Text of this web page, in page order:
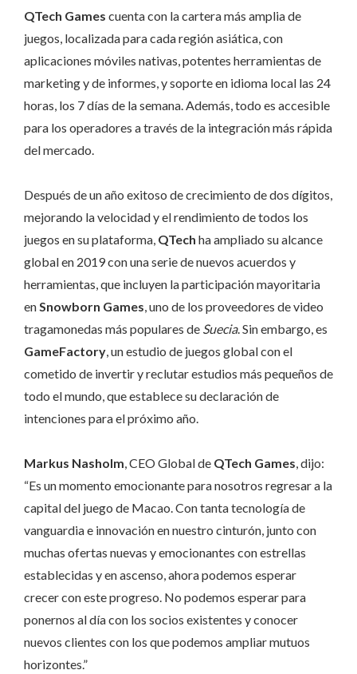
QTech Games cuenta con la cartera más amplia de
juegos, localizada para cada región asiática, con
aplicaciones móviles nativas, potentes herramientas de
marketing y de informes, y soporte en idioma local las 24
horas, los 7 días de la semana. Además, todo es accesible
para los operadores a través de la integración más rápida
del mercado.
Después de un año exitoso de crecimiento de dos dígitos,
mejorando la velocidad y el rendimiento de todos los
juegos en su plataforma, QTech ha ampliado su alcance
global en 2019 con una serie de nuevos acuerdos y
herramientas, que incluyen la participación mayoritaria
enSnowborn Games, uno de los proveedores de video
tragamonedas más populares de Suecia. Sin embargo, es
GameFactory, un estudio de juegos global con el
cometido de invertir y reclutar estudios más pequeños de
todo el mundo, que establece su declaración de
intenciones para el próximo año.
Markus Nasholm, CEO Global de QTech Games, dijo:
“Es un momento emocionante para nosotros regresar a la
capital del juego de Macao. Con tanta tecnología de
vanguardia e innovación en nuestro cinturón, junto con
muchas ofertas nuevas y emocionantes con estrellas
establecidas y en ascenso, ahora podemos esperar
crecer con este progreso. No podemos esperar para
ponernos al día con los socios existentes y conocer
nuevos clientes con los que podemos ampliar mutuos
horizontes.”